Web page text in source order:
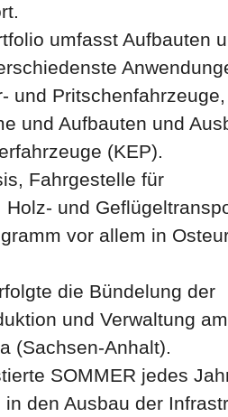
umfasst Aufbauten
und
und Aufbauten und
(KEP).
Fahrgestelle für
Holz- und
vor allem in
die Bündelung der
und Verwaltung am
(Sachsen-Anhalt).
SOMMER jedes
den Ausbau der